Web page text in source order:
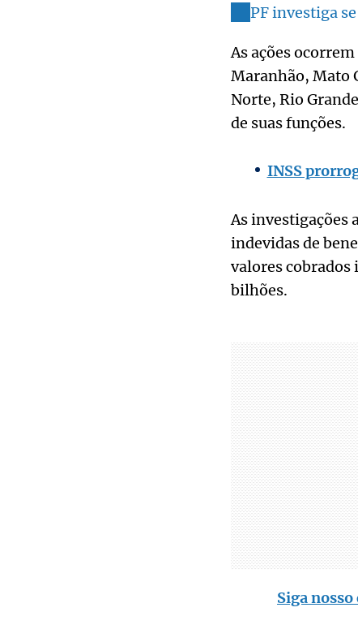
PF investiga
As ações
Maranhão, Mato
Norte, Rio
de suas funções.
INSS
As investigações
indevidas de
valores cobrados
bilhões.
Siga